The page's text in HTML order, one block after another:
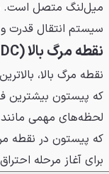
میل‌لنگ متصل است.
سیستم انتقال
نقطه مرگ بالا (Top Dead Center – TDC)
نقطه مرگ بالا،
که پیستون بیشترین
لحظه‌های مهمی مانند
که پیستون در نقطه
برای آغاز مرحله